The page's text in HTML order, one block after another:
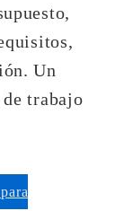
Un
trabajo